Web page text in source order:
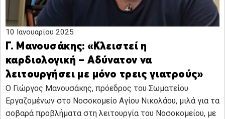
10 Ιανουαρίου 2025
Γ. Μανουσάκης: «Κλειστεί η
καρδιολογική – Αδύνατον να
λειτουργήσει με μόνο τρεις γιατρούς»
Ο Γιώργος Μανουσάκης, πρόεδρος του Σωματείου
Εργαζομένων στο Νοσοκομείο Αγίου Νικολάου, μιλά για τα
σοβαρά προβλήματα στη λειτουργία του Νοσοκομείου, με